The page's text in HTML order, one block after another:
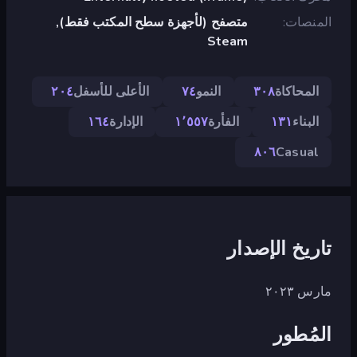
المنصات
متصفح (لأجهزة سطح المكتب فقط),
Steam
المحاكاة٣٠٨ النمو٧٤ الأعلى للأسفل٢٠٤
البناء١٣١ الفأرة١٬٥٥٧ الإدارة١٦٤
Casual٨٠٦
تاريخ الإصدار
مارس ٢٠٢٣
المُطور